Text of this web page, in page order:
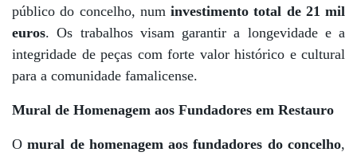
público do concelho, num investimento total de 21 mil
euros. Os trabalhos visam garantir a longevidade e a
integridade de peças com forte valor histórico e cultural
para a comunidade famalicense.
Mural de Homenagem aos Fundadores em Restauro
Omural de homenagem aos fundadores do concelho,